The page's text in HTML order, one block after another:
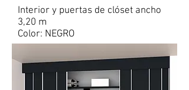
Interior y puertas de clóset ancho
3,20 m
Color: NEGRO